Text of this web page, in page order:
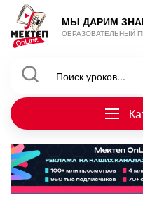
МЫ ДАРИМ
ОБРАЗОВАТЕЛЬНЫЙ